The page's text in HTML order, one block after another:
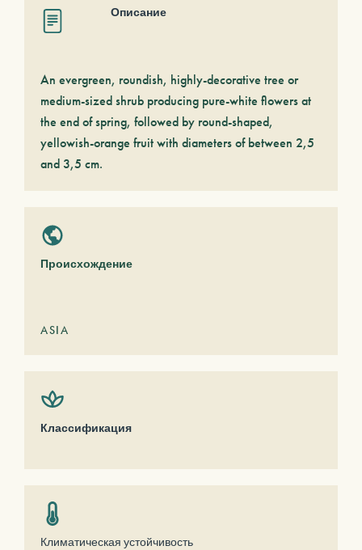
Описание
An evergreen, roundish, highly-decorative tree or
medium-sized shrub producing pure-white flowers at
the end of spring, followed by round-shaped,
yellowish-orange fruit with diameters of between 2,5
and 3,5 cm.
Происхождение
ASIA
Классификация
Климатическая устойчивость